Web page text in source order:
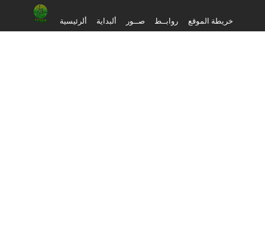
ألرئيسية ألبداية صــور روابــط خريطة الموقع